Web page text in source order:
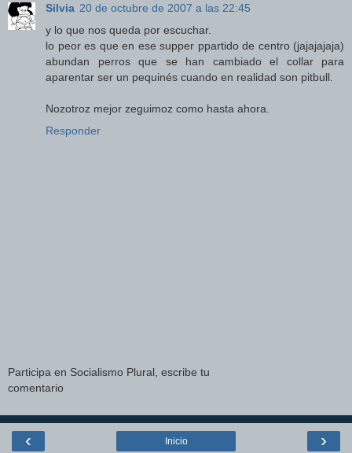
Silvia 20 de octubre de 2007 a las 22:45
y lo que nos queda por escuchar.
lo peor es que en ese supper ppartido de centro (jajajajaja)
abundan perros que se han cambiado el collar para
aparentar ser un pequinés cuando en realidad son pitbull.
Nozotroz mejor zeguimoz como hasta ahora.
Responder
Participa en Socialismo Plural, escribe tu
comentario
‹ ›
Inicio